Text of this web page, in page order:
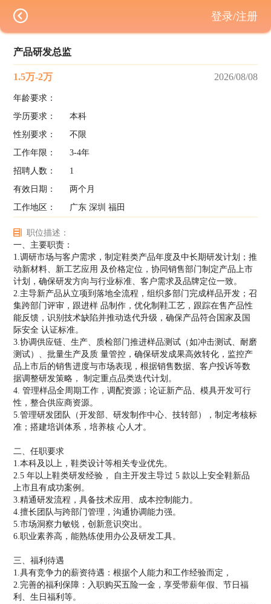
产品研发总监
1.5万-2万 2026/08/08
年龄要求：
学历要求：
本科
性别要求：
不限
工作年限：
3-4年
招聘人数：
1
有效日期：
两个月
工作地区：
广东 深圳 福田
职位描述：
一、主要职责：
1.调研市场与客户需求，制定鞋类产品年度及中长期研发计划；推
动新材料、新工艺应用 及价格定位，协同销售部门制定产品上市
计划，确保研发方向与行业标准、客户需求及品牌定位一致。
2.主导新产品从立项到落地全流程，组织多部门完成样品开发；召
集跨部门评审，跟进样 品制作，优化制鞋工艺，跟踪在售产品性
能反馈，识别技术缺陷并推动迭代升级，确保产品符合国家及国
际安全 认证标准。
3.协调供应链、生产、质检部门推进样品测试（如冲击测试、耐磨
测试）、批量生产及质 量管控，确保研发成果高效转化，监控产
品上市后的销售进度与市场表现，根据销售数据、客户投诉等数
据调整研发策略， 制定重点品类迭代计划。
4. 管理样品全周期工作，调配资源；论证新产品、模具开发可行
性，整合供应商资源。
5.管理研发团队（开发部、研发制作中心、技转部），制定考核标
准；搭建培训体系，培养核 心人才。
二、任职要求
1.本科及以上，鞋类设计等相关专业优先。
2.5 年以上鞋类研发经验， 自主开发主导过 5 款以上安全鞋新品
上市且有成功案例。
3.精通研发流程，具备技术应用、成本控制能力。
4.擅长团队与跨部门管理，沟通协调能力强。
5.市场洞察力敏锐，创新意识突出。
6.职业素养高，能熟练使用办公及研发工具。
三、福利待遇
1.具有竞争力的薪资待遇：根据个人能力和工作经验而定，
2.完善的福利保障：入职购买五险一金，享受带薪年假、节日福
利、生日福利等。
登录/注册